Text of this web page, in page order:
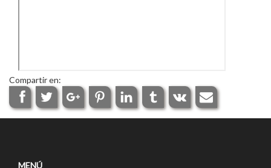
Compartir en:
MENÚ